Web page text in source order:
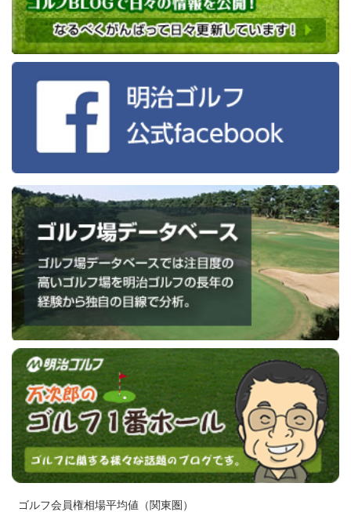
ゴルフ会員権相場平均値（関東圏）